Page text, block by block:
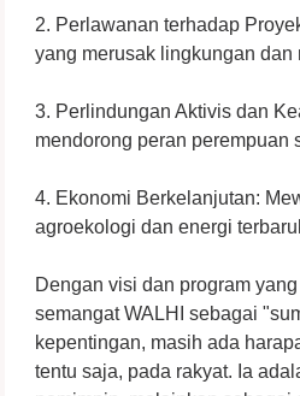
2. Perlawanan terhadap
yang merusak lingkungan dan
3. Perlindungan Aktivis dan
mendorong peran perempuan
4. Ekonomi Berkelanjutan:
agroekologi dan energi
Dengan visi dan program
semangat WALHI sebagai
kepentingan, masih ada
tentu saja, pada rakyat. Ia